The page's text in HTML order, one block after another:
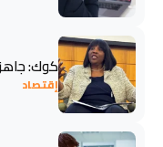
كوك:
إقتصاد